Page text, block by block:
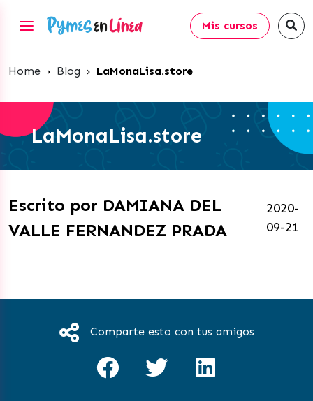
Mis cursos
Home › Blog › LaMonaLisa.store
LaMonaLisa.store
Escrito por DAMIANA DEL
VALLE FERNANDEZ PRADA
2020-
09-21
Comparte esto con tus amigos